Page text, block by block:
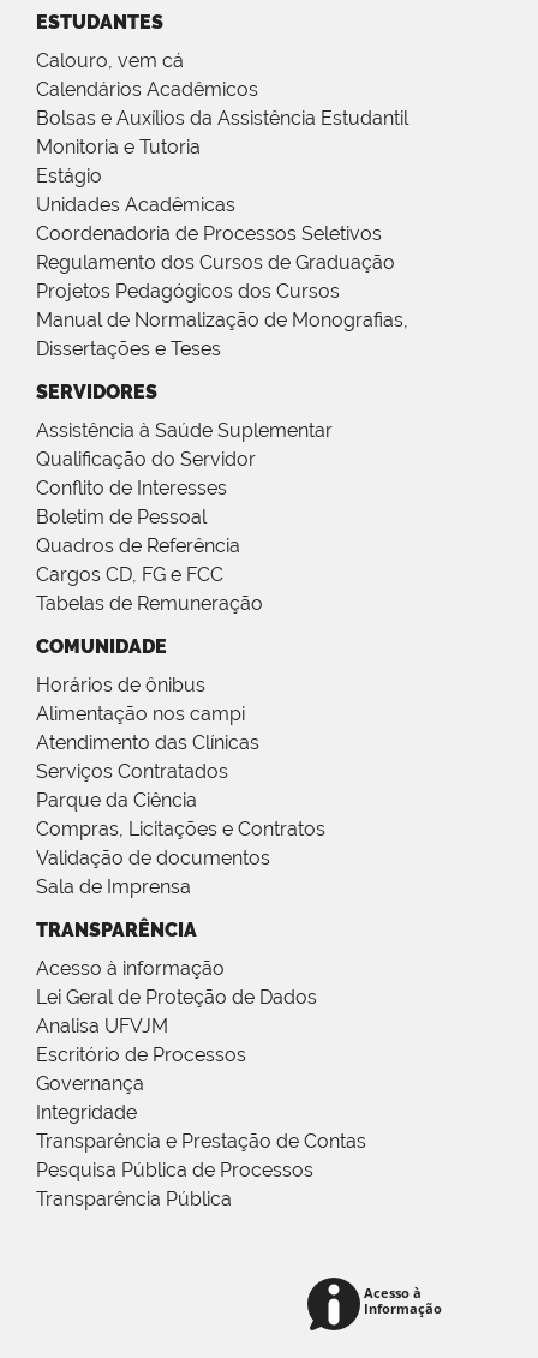
ESTUDANTES
Calouro, vem cá
Calendários Acadêmicos
Bolsas e Auxílios da Assistência Estudantil
Monitoria e Tutoria
Estágio
Unidades Acadêmicas
Coordenadoria de Processos Seletivos
Regulamento dos Cursos de Graduação
Projetos Pedagógicos dos Cursos
Manual de Normalização de Monografias,
Dissertações e Teses
SERVIDORES
Assistência à Saúde Suplementar
Qualificação do Servidor
Conflito de Interesses
Boletim de Pessoal
Quadros de Referência
Cargos CD, FG e FCC
Tabelas de Remuneração
COMUNIDADE
Horários de ônibus
Alimentação nos campi
Atendimento das Clínicas
Serviços Contratados
Parque da Ciência
Compras, Licitações e Contratos
Validação de documentos
Sala de Imprensa
TRANSPARÊNCIA
Acesso à informação
Lei Geral de Proteção de Dados
Analisa UFVJM
Escritório de Processos
Governança
Integridade
Transparência e Prestação de Contas
Pesquisa Pública de Processos
Transparência Pública